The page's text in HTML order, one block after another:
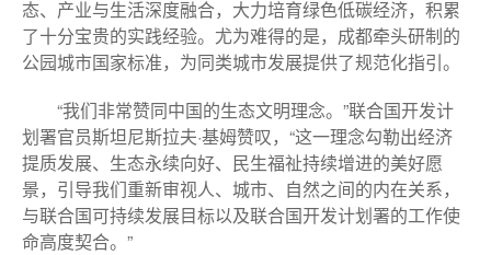
态、产业与生活深度融合，大力培育绿色低碳经济，积累
了十分宝贵的实践经验。尤为难得的是，成都牵头研制的
公园城市国家标准，为同类城市发展提供了规范化指引。
“我们非常赞同中国的生态文明理念。”联合国开发计
划署官员斯坦尼斯拉夫·基姆赞叹，“这一理念勾勒出经济
提质发展、生态永续向好、民生福祉持续增进的美好愿
景，引导我们重新审视人、城市、自然之间的内在关系，
与联合国可持续发展目标以及联合国开发计划署的工作使
命高度契合。”